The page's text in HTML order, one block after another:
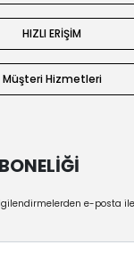
HIZLI ERİŞİM
Müşteri Hizmetleri
e-posta